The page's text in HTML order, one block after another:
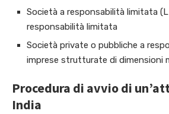
Società a responsabilità limitata
responsabilità limitata
Società private o pubbliche a
imprese strutturate di dimensioni
Procedura di avvio di
India